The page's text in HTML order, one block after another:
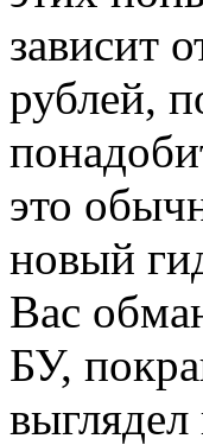
зависит
рублей,
это
новый
Вас
БУ,